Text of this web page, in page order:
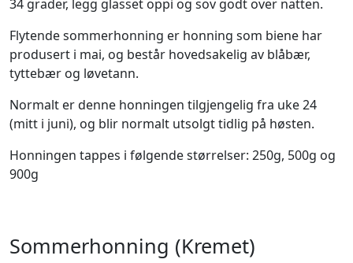
34 grader, legg glasset oppi og sov godt over natten.
Flytende sommerhonning er honning som biene har
produsert i mai, og består hovedsakelig av blåbær,
tyttebær og løvetann.
Normalt er denne honningen tilgjengelig fra uke 24
(mitt i juni), og blir normalt utsolgt tidlig på høsten.
Honningen tappes i følgende størrelser: 250g, 500g og
900g
Sommerhonning (Kremet)